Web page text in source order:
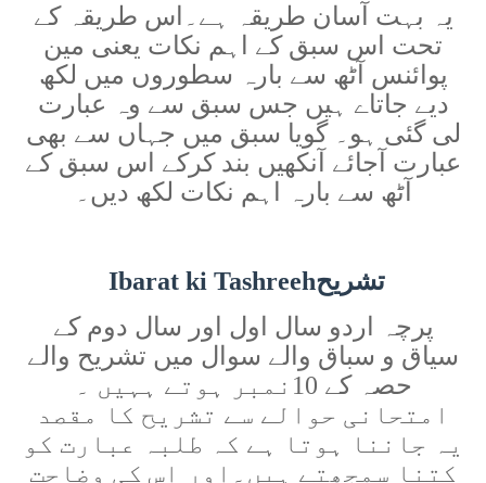
یہ بہت آسان طریقہ ہے۔اس طریقہ کے
تحت اس سبق کے اہم نکات یعنی مین
پوائنس آٹھ سے بارہ سطوروں میں لکھ
دیے جاتاے ہیں جس سبق سے وہ عبارت
لی گئی ہو۔ گویا سبق میں جہاں سے بھی
عبارت آجائے آنکھیں بند کرکے اس سبق کے
آٹھ سے بارہ اہم نکات لکھ دیں۔
تشریحIbarat ki Tashreeh
پرچہ اردو سال اول اور سال دوم کے
سیاق و سباق والے سوال میں تشریح والے
حصہ کے 10نمبر ہوتے ہہیں ۔
امتحانی حوالے سے تشریح کا مقصد
یہ جاننا ہوتا ہے کہ طلبہ عبارت کو
کتنا سمجھتے ہیں۔اور اس کی وضاحت